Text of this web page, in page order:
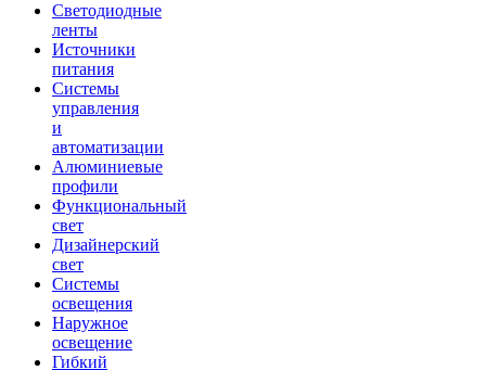
Светодиодные
ленты
Источники
питания
Системы
управления
и
автоматизации
Алюминиевые
профили
Функциональный
свет
Дизайнерский
свет
Системы
освещения
Наружное
освещение
Гибкий